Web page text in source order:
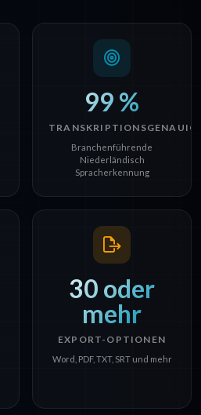
99 %
Branchenführende
Niederländisch
Spracherkennung
30 oder
mehr
EXPORT-OPTIONEN
Word, PDF, TXT, SRT und mehr